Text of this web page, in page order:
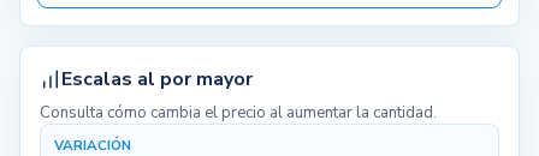
Escalas al por mayor
Consulta cómo cambia el precio al aumentar la cantidad.
VARIACIÓN